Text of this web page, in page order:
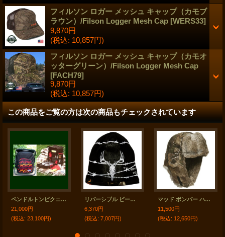
フィルソン ロガー メッシュ キャップ（カモブ
ラウン）/Filson Logger Mesh Cap [WERS33]
9,870円
(税込: 10,857円)
フィルソン ロガー メッシュ キャップ（カモオ
ッターグリーン）/Filson Logger Mesh Cap
[FACH79]
9,870円
(税込: 10,857円)
この商品をご覧の方は次の商品もチェックされています
ペンドルトンピクニックバックパック/Pendleton Back Pack・Dinnerware for Two
21,000円
(税込: 23,100円)
リバーシブル ビーニーハット（刺繍スカル&リアルツリーカモ）/Trophy Game Beanie Hat
6,370円
(税込: 7,007円)
マッド ボンバー ハット 帽子 （リアルツリーカモ＆ラビット ファー）/Mad Bomber Hat(Camo)
11,500円
(税込: 12,650円)